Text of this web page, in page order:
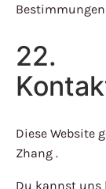
22.
Diese Website
Zhang .
Du kannst uns